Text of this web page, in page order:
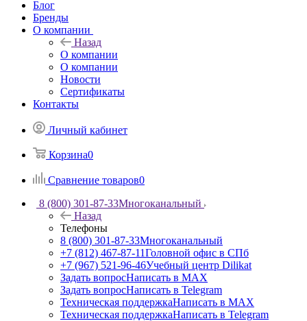
Блог
Бренды
О компании
Назад
О компании
О компании
Новости
Сертификаты
Контакты
Личный кабинет
Корзина0
Сравнение товаров0
8 (800) 301-87-33Многоканальный
Назад
Телефоны
8 (800) 301-87-33Многоканальный
+7 (812) 467-87-11Головной офис в СПб
+7 (967) 521-96-46Учебный центр Dilikat
Задать вопросНаписать в MAX
Задать вопросНаписать в Telegram
Техническая поддержкаНаписать в MAX
Техническая поддержкаНаписать в Telegram